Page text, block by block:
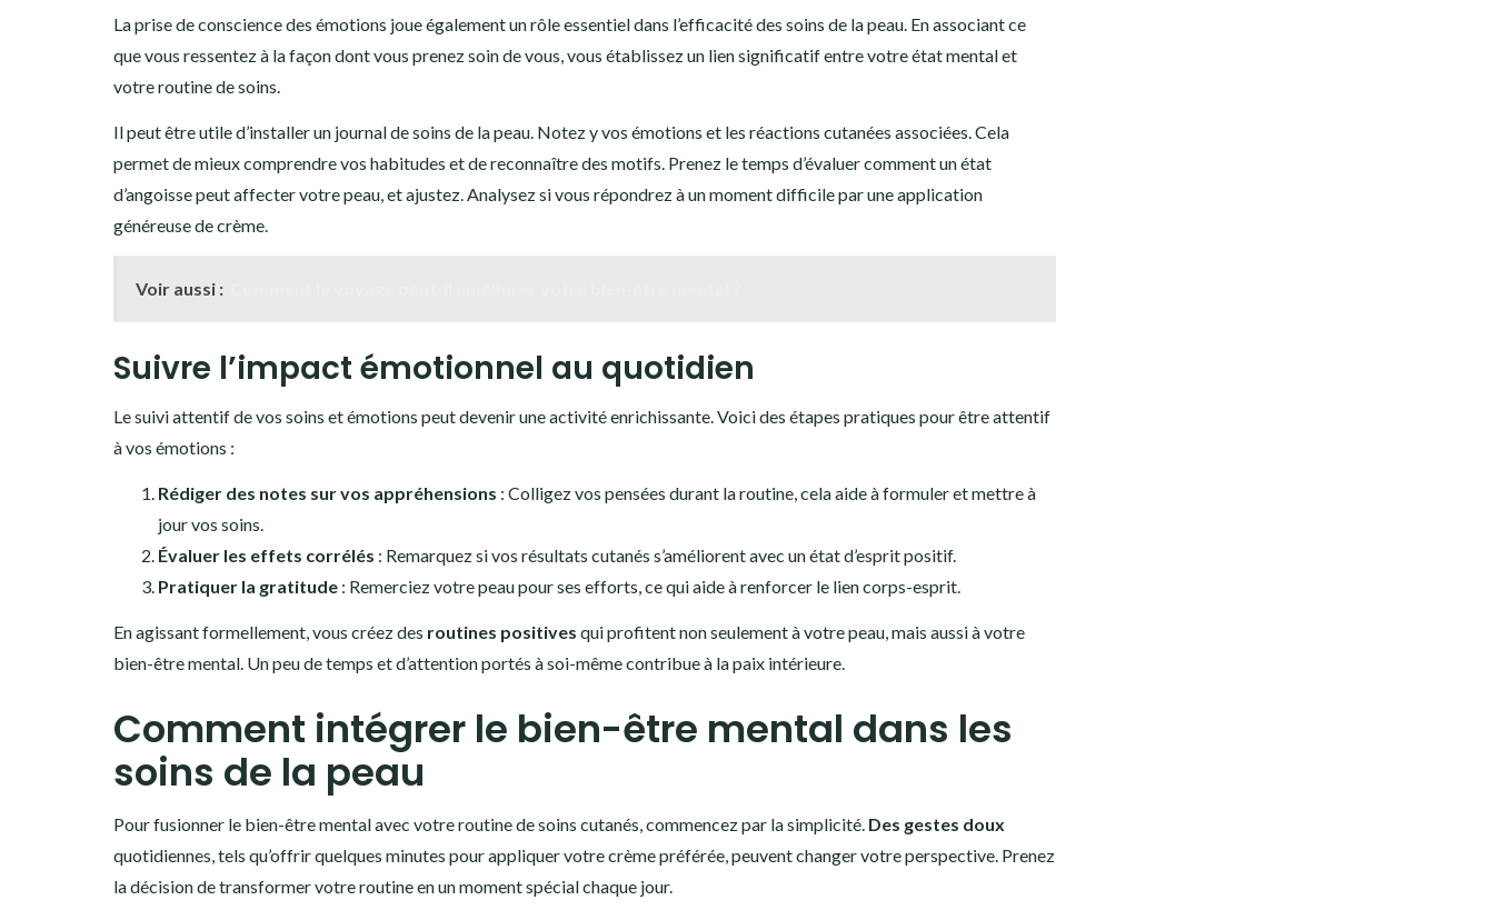
La prise de conscience des émotions joue également un rôle essentiel dans l’efficacité des soins de la peau. En associant ce
que vous ressentez à la façon dont vous prenez soin de vous, vous établissez un lien significatif entre votre état mental et
votre routine de soins.
Il peut être utile d’installer un journal de soins de la peau. Notez y vos émotions et les réactions cutanées associées. Cela
permet de mieux comprendre vos habitudes et de reconnaître des motifs. Prenez le temps d’évaluer comment un état
d’angoisse peut affecter votre peau, et ajustez. Analysez si vous répondrez à un moment difficile par une application
généreuse de crème.
Voir aussi :
Suivre l’impact émotionnel au quotidien
Le suivi attentif de vos soins et émotions peut devenir une activité enrichissante. Voici des étapes pratiques pour être attentif
à vos émotions :
Rédiger des notes sur vos appréhensions : Colligez vos pensées durant la routine, cela aide à formuler et mettre à
jour vos soins.
Évaluer les effets corrélés : Remarquez si vos résultats cutanés s’améliorent avec un état d’esprit positif.
Pratiquer la gratitude : Remerciez votre peau pour ses efforts, ce qui aide à renforcer le lien corps-esprit.
En agissant formellement, vous créez des routines positives qui profitent non seulement à votre peau, mais aussi à votre
bien-être mental. Un peu de temps et d’attention portés à soi-même contribue à la paix intérieure.
Comment intégrer le bien-être mental dans les
soins de la peau
Pour fusionner le bien-être mental avec votre routine de soins cutanés, commencez par la simplicité. Des gestes doux
quotidiennes, tels qu’offrir quelques minutes pour appliquer votre crème préférée, peuvent changer votre perspective. Prenez
la décision de transformer votre routine en un moment spécial chaque jour.